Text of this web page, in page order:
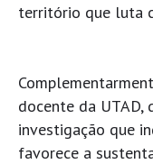
território que luta
docente da UTAD,
investigação que
favorece a